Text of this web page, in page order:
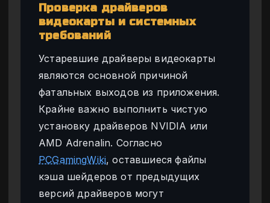
Проверка драйверов
видеокарты и системных
требований
Устаревшие драйверы видеокарты
являются основной причиной
фатальных выходов из приложения.
Крайне важно выполнить чистую
установку драйверов NVIDIA или
AMD Adrenalin. Согласно
PCGamingWiki, оставшиеся файлы
кэша шейдеров от предыдущих
версий драйверов могут